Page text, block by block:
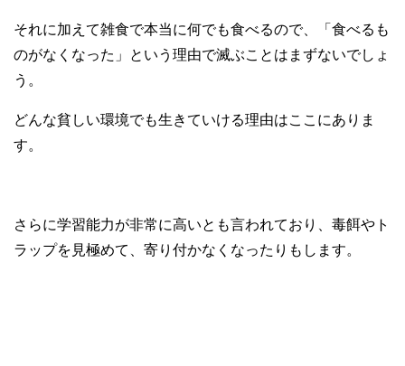
それに加えて雑食で本当に何でも食べるので、「食べるも
のがなくなった」という理由で滅ぶことはまずないでしょ
う。
どんな貧しい環境でも生きていける理由はここにありま
す。
さらに学習能力が非常に高いとも言われており、毒餌やト
ラップを見極めて、寄り付かなくなったりもします。